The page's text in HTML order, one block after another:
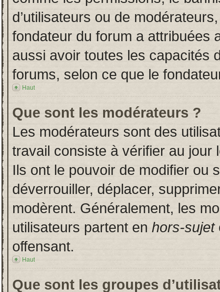
d’utilisateurs ou de
fondateur du forum a attribuées
aussi avoir toutes les capacités
forums, selon ce que le
Haut
Que sont les modérateurs ?
Les modérateurs sont des
travail consiste à vérifier au jour
Ils ont le pouvoir de modifier ou
déverrouiller, déplacer,
modèrent. Généralement, les
utilisateurs partent en hors-sujet
offensant.
Haut
Que sont les groupes